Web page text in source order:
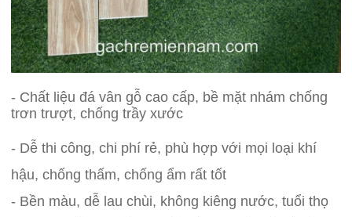
- Chất liệu đá vân gỗ cao cấp, bề mặt nhám chống
trơn trượt, chống trầy xước
- Dễ thi công, chi phí rẻ, phù hợp với mọi loại khí
hậu, chống thấm, chống ẩm rất tốt
- Bền màu, dễ lau chùi, không kiêng nước, tuổi thọ